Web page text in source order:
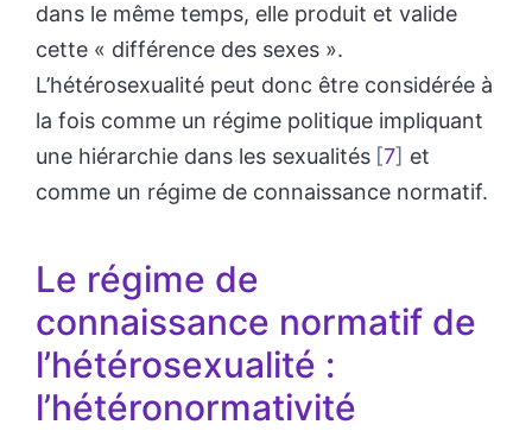
dans le même temps, elle produit et valide
cette « différence des sexes ».
L’hétérosexualité peut donc être considérée à
la fois comme un régime politique impliquant
une hiérarchie dans les sexualités 7
et
comme un régime de connaissance normatif.
Le régime de
connaissance normatif de
l’hétérosexualité :
l’hétéronormativité